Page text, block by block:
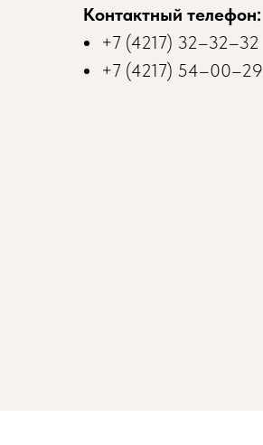
Контактный телефон:
+7 (4217) 32–32–32
+7 (4217) 54–00–29